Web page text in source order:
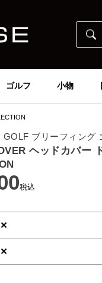
ゴルフ 小物
GOLF ブリーフィング
ヘッドカバー
税込
×
×